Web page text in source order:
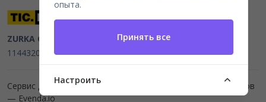
ZURKA CE BITI DOO Beograd, Kraljice Natalije 11
114432064, MB 22023195,mail@tic.rs, +381 63 173 3142
Сервис для организаторов мероприятий и продажи билетов
— Evenda.io
опыта.
Принять все
Настроить